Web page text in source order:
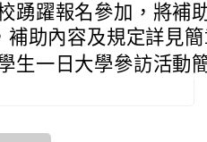
踴躍報名參加，將補
補助內容及規定詳見
生一日大學參訪活動